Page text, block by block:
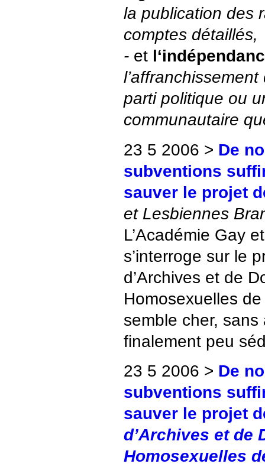
la publication des
comptes détaillés,
- et
parti politique ou
communautaire
23 5 2006 > De
subventions
sauver le projet
et Lesbiennes
L’Académie Gay
s’interroge sur le
d’Archives et de
Homosexuelles
semble cher, sans
finalement peu
23 5 2006 > De
subventions
sauver le projet
d’Archives et de
Homosexuelles